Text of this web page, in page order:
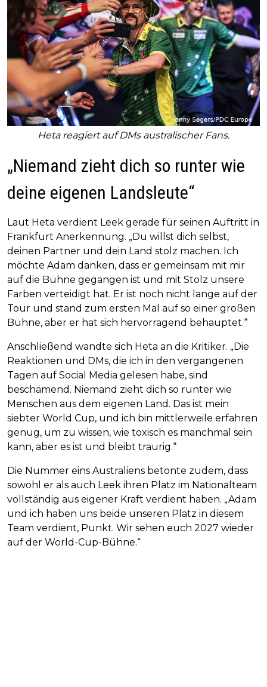
Heta reagiert auf DMs australischer Fans.
„Niemand zieht dich so runter wie
deine eigenen Landsleute“
Laut Heta verdient Leek gerade für seinen Auftritt in
Frankfurt Anerkennung. „Du willst dich selbst,
deinen Partner und dein Land stolz machen. Ich
möchte Adam danken, dass er gemeinsam mit mir
auf die Bühne gegangen ist und mit Stolz unsere
Farben verteidigt hat. Er ist noch nicht lange auf der
Tour und stand zum ersten Mal auf so einer großen
Bühne, aber er hat sich hervorragend behauptet.“
Anschließend wandte sich Heta an die Kritiker. „Die
Reaktionen und DMs, die ich in den vergangenen
Tagen auf Social Media gelesen habe, sind
beschämend. Niemand zieht dich so runter wie
Menschen aus dem eigenen Land. Das ist mein
siebter World Cup, und ich bin mittlerweile erfahren
genug, um zu wissen, wie toxisch es manchmal sein
kann, aber es ist und bleibt traurig.“
Die Nummer eins Australiens betonte zudem, dass
sowohl er als auch Leek ihren Platz im Nationalteam
vollständig aus eigener Kraft verdient haben. „Adam
und ich haben uns beide unseren Platz in diesem
Team verdient, Punkt. Wir sehen euch 2027 wieder
auf der World-Cup-Bühne.“